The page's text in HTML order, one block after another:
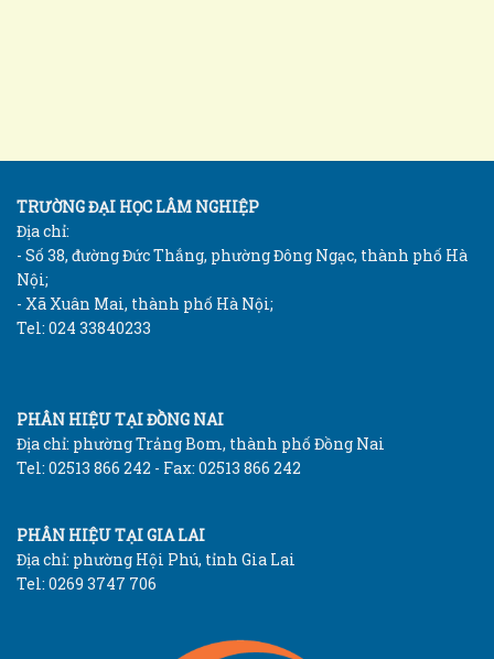
TRƯỜNG ĐẠI HỌC LÂM NGHIỆP
Địa chỉ:
- Số 38, đường Đức Thắng, phường Đông Ngạc, thành phố Hà
Nội;
- Xã Xuân Mai, thành phố Hà Nội;
Tel: 024 33840233
PHÂN HIỆU TẠI ĐỒNG NAI
Địa chỉ: phường Trảng Bom, thành phố Đồng Nai
Tel: 02513 866 242 - Fax: 02513 866 242
PHÂN HIỆU TẠI GIA LAI
Địa chỉ: phường Hội Phú, tỉnh Gia Lai
Tel: 0269 3747 706